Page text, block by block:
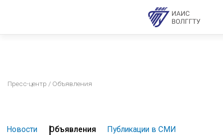
Пресс-центр / Объявления
Новости Объявления
Публикации в СМИ